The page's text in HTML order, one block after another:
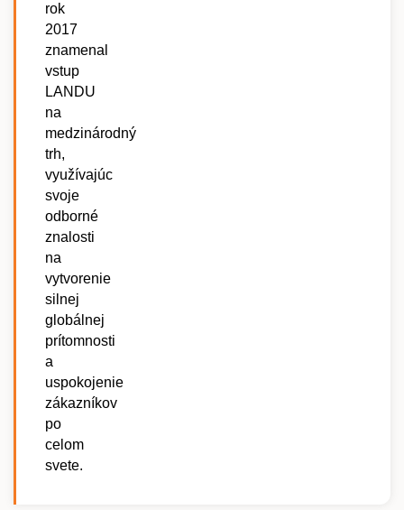
rok
2017
znamenal
vstup
LANDU
na
medzinárodný
trh,
využívajúc
svoje
odborné
znalosti
na
vytvorenie
silnej
globálnej
prítomnosti
a
uspokojenie
zákazníkov
po
celom
svete.